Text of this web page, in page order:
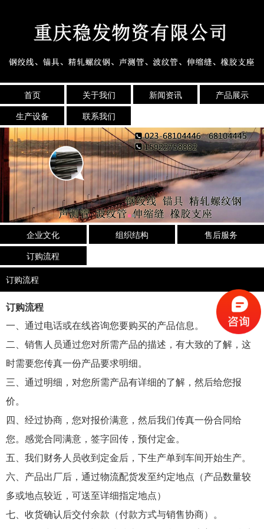
首页 关于我们 新闻资讯
产品展示
生产设备
联系我们
企业文化 组织结构
售后服务
订购流程
订购流程
订购流程
一、通过电话或在线咨询您要购买的产品信息。
二、销售人员通过您对所需产品的描述，有大致的了解，这
时需要您传真一份产品要求明细。
三、通过明细，对您所需产品有详细的了解，然后给您报
价。
四、经过协商，您对报价满意，然后我们传真一份合同给
您。感觉合同满意，签字回传，预付定金。
五、我们财务人员收到定金后，下生产单到车间开始生产。
六、产品出厂后，通过物流配货发至约定地点（产品数量较
多或地点较近，可送至详细指定地点）
七、收货确认后交付余款（付款方式与销售协商）。